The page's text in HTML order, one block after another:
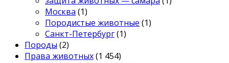
Москва (1)
Породистые животные (1)
Санкт-Петербург(1)
Породы (2)
Права животных(1 454)